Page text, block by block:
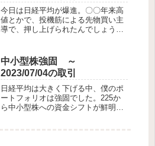
ウエルさんが利下...
今日は日経平均が爆進。〇〇年来高
値とかで、投機筋による先物買い主
導で、押し上げられたんでしょう
ができました。蚊帳の外にならなか
ったのは、新NISAのおかげかもしれ
ません。手仕舞 ...
中小型株強固 ～
2023/07/04の取引
日経平均は大きく下げる中、僕のポ
ートフォリオは強固でした。225か
ら中小型株への資金シフトが鮮明で